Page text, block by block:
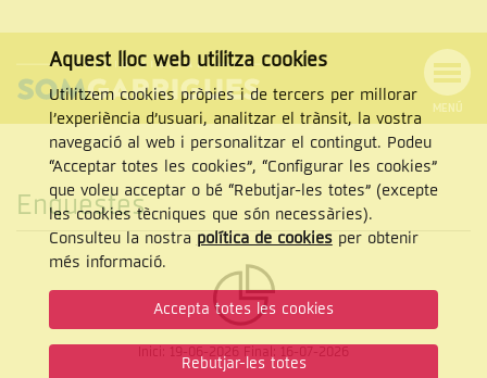
NAVEGACIÓ
MENÚ
Cercar
CERCAR
Enquestes
Inici: 19-06-2026 Final: 16-07-2026
Aquest lloc web utilitza cookies
Utilitzem cookies pròpies i de tercers per millorar
l’experiència d’usuari, analitzar el trànsit, la vostra
navegació al web i personalitzar el contingut. Podeu
“Acceptar totes les cookies”, “Configurar les cookies”
que voleu acceptar o bé “Rebutjar-les totes” (excepte
les cookies tècniques que són necessàries).
Consulteu la nostra política de cookiesper obtenir
més informació.
Accepta totes les cookies
Rebutjar-les totes